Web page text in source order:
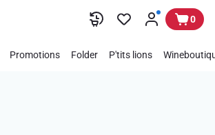
0
Promotions Folder P'tits lions